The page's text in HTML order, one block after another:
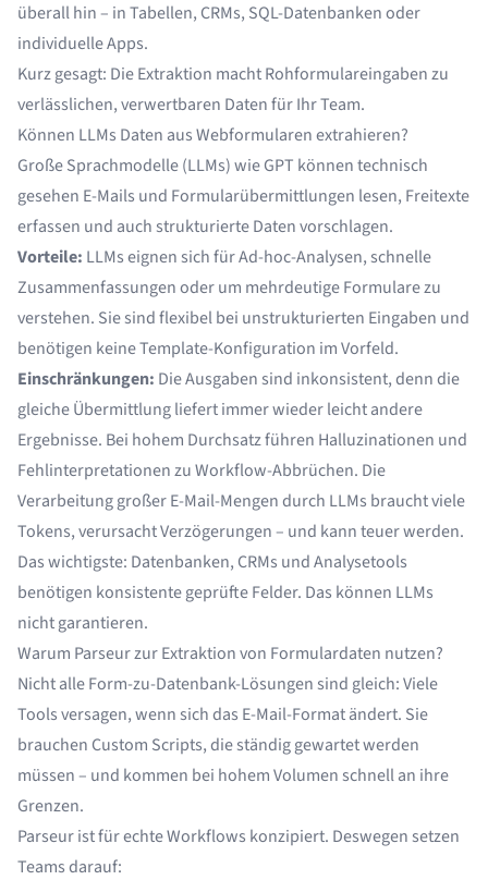
überall hin – in Tabellen, CRMs, SQL-Datenbanken oder
individuelle Apps.
Kurz gesagt: Die Extraktion macht Rohformulareingaben zu
verlässlichen, verwertbaren Daten für Ihr Team.
Können LLMs Daten aus Webformularen extrahieren?
Große Sprachmodelle (LLMs) wie GPT können technisch
gesehen E-Mails und Formularübermittlungen lesen, Freitexte
erfassen und auch strukturierte Daten vorschlagen.
Vorteile: LLMs eignen sich für Ad-hoc-Analysen, schnelle
Zusammenfassungen oder um mehrdeutige Formulare zu
verstehen. Sie sind flexibel bei unstrukturierten Eingaben und
benötigen keine Template-Konfiguration im Vorfeld.
Einschränkungen: Die Ausgaben sind inkonsistent, denn die
gleiche Übermittlung liefert immer wieder leicht andere
Ergebnisse. Bei hohem Durchsatz führen Halluzinationen und
Fehlinterpretationen zu Workflow-Abbrüchen. Die
Verarbeitung großer E-Mail-Mengen durch LLMs braucht viele
Tokens, verursacht Verzögerungen – und kann teuer werden.
Das wichtigste: Datenbanken, CRMs und Analysetools
benötigen konsistente geprüfte Felder. Das können LLMs
nicht garantieren.
Warum Parseur zur Extraktion von Formulardaten nutzen?
Nicht alle Form-zu-Datenbank-Lösungen sind gleich: Viele
Tools versagen, wenn sich das E-Mail-Format ändert. Sie
brauchen Custom Scripts, die ständig gewartet werden
müssen – und kommen bei hohem Volumen schnell an ihre
Grenzen.
Parseur ist für echte Workflows konzipiert. Deswegen setzen
Teams darauf: